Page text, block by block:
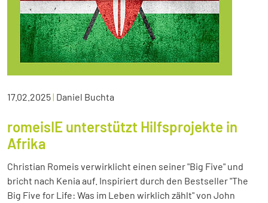
17.02.2025| Daniel Buchta
romeisIE unterstützt Hilfsprojekte in
Afrika
Christian Romeis verwirklicht einen seiner "Big Five" und
bricht nach Kenia auf. Inspiriert durch den Bestseller "The
Big Five for Life: Was im Leben wirklich zählt" von John